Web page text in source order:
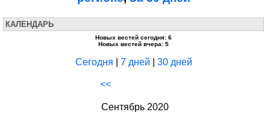
КАЛЕНДАРЬ
Новых вестей сегодня: 6
Новых вестей вчера: 5
Сегодня 7 дней 30 дней
<<
Сентябрь 2020